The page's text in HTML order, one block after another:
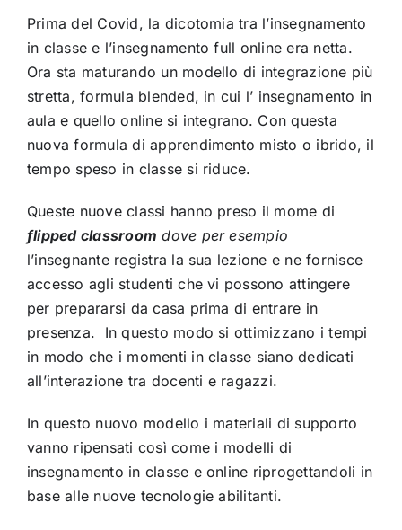
Prima del Covid, la dicotomia tra l’insegnamento
in classe e l’insegnamento full online era netta.
Ora sta maturando un modello di integrazione più
stretta, formula blended, in cui l’ insegnamento in
aula e quello online si integrano. Con questa
nuova formula di apprendimento misto o ibrido, il
tempo speso in classe si riduce.
Queste nuove classi hanno preso il mome di
flipped classroom dove per esempio
l’insegnante registra la sua lezione e ne fornisce
accesso agli studenti che vi possono attingere
per prepararsi da casa prima di entrare in
presenza. In questo modo si ottimizzano i tempi
in modo che i momenti in classe siano dedicati
all’interazione tra docenti e ragazzi.
In questo nuovo modello i materiali di supporto
vanno ripensati così come i modelli di
insegnamento in classe e online riprogettandoli in
base alle nuove tecnologie abilitanti.